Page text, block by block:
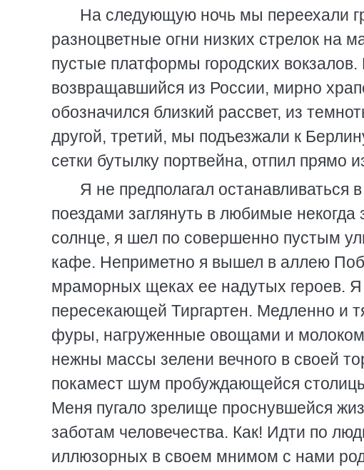
На следующую ночь мы переехали
разноцветные огни низких стрелок на
пустые платформы городских
возвращавшийся из России, мирно
обозначился близкий рассвет, из
другой, третий, мы подъезжали к
сетки бутылку портвейна, отпил прямо
Я не предполагал
поездами заглянуть в любимые
солнце, я шел по совершенно пустым
кафе. Неприметно я вышел в аллею
мраморных щеках ее надутых героев.
пересекающей Тиргартен. Медленно и
фуры, нагруженные овощами и
нежны массы зелени вечного в своей
покамест шум пробуждающейся
Меня пугало зрелище проснувшейся
заботам человечества. Как! Идти по
иллюзорных в своем мнимом с нами